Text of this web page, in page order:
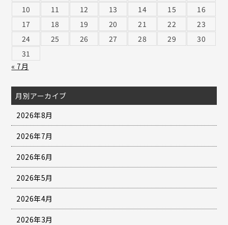
10
11 12 13 14 15
16
17
18 19 20 21 22
23
24
25 26 27 28 29
30
31
« 7月
月別アーカイブ
2026年8月
2026年7月
2026年6月
2026年5月
2026年4月
2026年3月